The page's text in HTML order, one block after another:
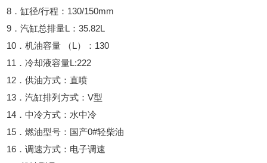
8．缸径/行程：130/150mm
9．汽缸总排量L：35.82L
10．机油容量 （L）：130
11．冷却液容量L:222
12．供油方式：直喷
13．汽缸排列方式：V型
14．中冷方式：水中冷
15．燃油型号：国产0#轻柴油
16．调速方式：电子调速